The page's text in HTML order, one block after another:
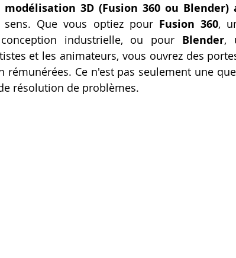
3D (Fusion 360 ou Blender)
Que vous optiez pour Fusion 360,
industrielle, ou pour Blender,
et les animateurs, vous ouvrez des
rémunérées. Ce n'est pas seulement une
résolution de problèmes.